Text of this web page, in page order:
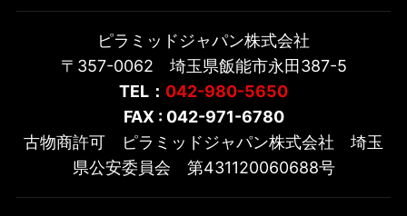
ピラミッドジャパン株式会社
〒357-0062 埼玉県飯能市永田387-5
TEL： 042-980-5650
FAX : 042-971-6780
古物商許可 ピラミッドジャパン株式会社 埼玉
県公安委員会 第431120060688号